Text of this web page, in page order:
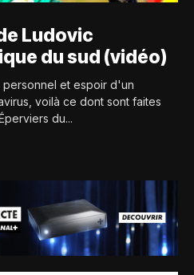
Ludovic
du sud (vidéo)
personnel et espoir d'un
voilà ce dont sont faites
du...